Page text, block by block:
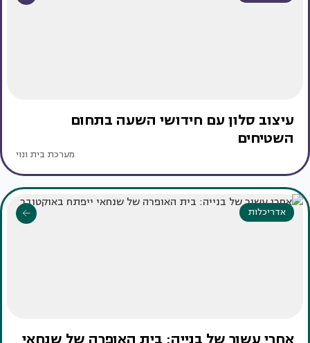
עיצוב סלון עם חידושי השעה בתחום
השטיחים
מערכת בית ונוי
אדריכלות